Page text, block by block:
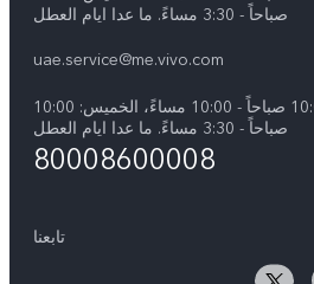
صباحاً - 3:30 مساءً. ما عدا ايام العطل
uae.service@me.vivo.com
السبت - الأربعاء : 10:00 صباحاً - 10:00 مساءً، الخميس: 10:00
صباحاً - 3:30 مساءً. ما عدا ايام العطل
80008600008
تابعنا